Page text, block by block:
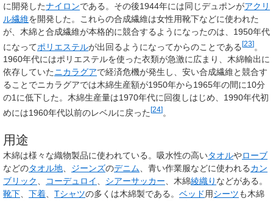
に開発したナイロンである。その後1944年には同じデュポンがアクリ
ル繊維を開発した。これらの合成繊維は女性用靴下などに使われた
が、木綿と合成繊維が本格的に競合するようになったのは、1950年代
になってポリエステルが出回るようになってからのことである[23]
1960年代にはポリエステルを使った衣類が急激に広まり、木綿輸出に
依存していたニカラグアで経済危機が発生し、安い合成繊維と競合す
ることでニカラグアでは木綿生産額が1950年から1965年の間に10分
の1に低下した。木綿生産量は1970年代に回復しはじめ、1990年代初
めには1960年代以前のレベルに戻った [24] 。
用途
木綿は様々な織物製品に使われている。吸水性の高いタオルやローブ
などのタオル地、 ジーンズのデニム、青い作業服などに使われるカン
ブリック、 コーデュロイ、 シアーサッカー、木綿綾織り などがある。
靴下、 下着、 Tシャツの多くは木綿製である。 ベッド用シーツも木綿